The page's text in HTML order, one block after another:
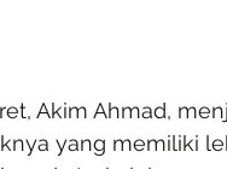
Akim Ahmad,
yang memiliki